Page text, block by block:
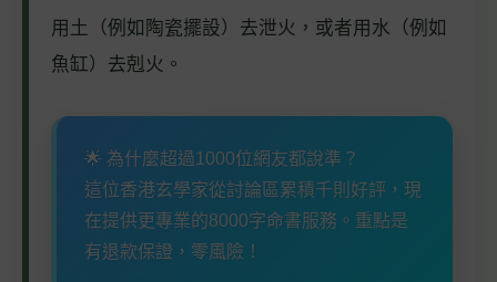
用土（例如陶瓷擺設）去泄火，或者用水（例如
魚缸）去剋火。
🌟 為什麼超過1000位網友都說準？
這位香港玄學家從討論區累積千則好評，現
在提供更專業的8000字命書服務。重點是
有退款保證，零風險！